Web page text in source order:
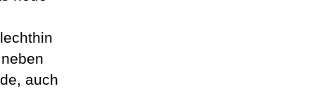
auch